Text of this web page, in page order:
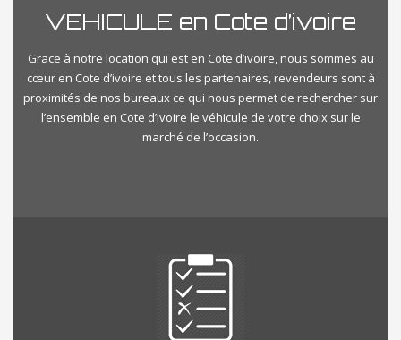
VEHICULE en Cote d’ivoire
Grace à notre location qui est en Cote d’ivoire, nous sommes au
cœur en Cote d’ivoire et tous les partenaires, revendeurs sont à
proximités de nos bureaux ce qui nous permet de rechercher sur
l’ensemble en Cote d’ivoire le véhicule de votre choix sur le
marché de l’occasion.